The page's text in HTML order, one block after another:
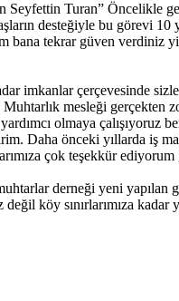
Seyfettin Turan”
desteğiyle bu görevi 10
tekrar güven verdiniz
imkanlar çerçevesinde
mesleği
olmaya çalışıyoruz
Daha önceki yıllarda iş
çok teşekkür
derneği yeni
köy sınırlarımıza